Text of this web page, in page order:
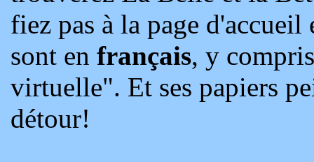
fiez pas à la page
sont en français, y
virtuelle". Et ses papiers
détour!